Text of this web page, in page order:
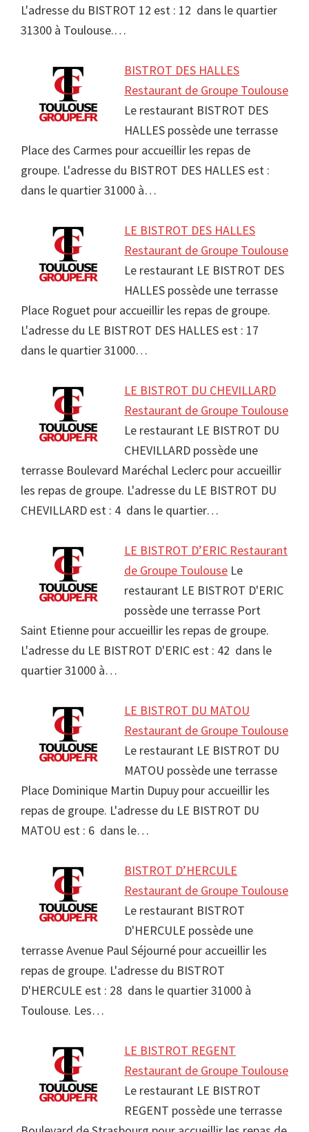
L'adresse du BISTROT 12 est : 12 dans le quartier
31300 à Toulouse.…
BISTROT DES HALLES
Restaurant de Groupe Toulouse
Le restaurant BISTROT DES
HALLES possède une terrasse
Place des Carmes pour accueillir les repas de
groupe. L'adresse du BISTROT DES HALLES est :
dans le quartier 31000 à…
LE BISTROT DES HALLES
Restaurant de Groupe Toulouse
Le restaurant LE BISTROT DES
HALLES possède une terrasse
Place Roguet pour accueillir les repas de groupe.
L'adresse du LE BISTROT DES HALLES est : 17
dans le quartier 31000…
LE BISTROT DU CHEVILLARD
Restaurant de Groupe Toulouse
Le restaurant LE BISTROT DU
CHEVILLARD possède une
terrasse Boulevard Maréchal Leclerc pour accueillir
les repas de groupe. L'adresse du LE BISTROT DU
CHEVILLARD est : 4 dans le quartier…
LE BISTROT D’ERIC Restaurant
de Groupe Toulouse Le
restaurant LE BISTROT D'ERIC
possède une terrasse Port
Saint Etienne pour accueillir les repas de groupe.
L'adresse du LE BISTROT D'ERIC est : 42 dans le
quartier 31000 à…
LE BISTROT DU MATOU
Restaurant de Groupe Toulouse
Le restaurant LE BISTROT DU
MATOU possède une terrasse
Place Dominique Martin Dupuy pour accueillir les
repas de groupe. L'adresse du LE BISTROT DU
MATOU est : 6 dans le…
BISTROT D’HERCULE
Restaurant de Groupe Toulouse
Le restaurant BISTROT
D'HERCULE possède une
terrasse Avenue Paul Séjourné pour accueillir les
repas de groupe. L'adresse du BISTROT
D'HERCULE est : 28 dans le quartier 31000 à
Toulouse. Les…
LE BISTROT REGENT
Restaurant de Groupe Toulouse
Le restaurant LE BISTROT
REGENT possède une terrasse